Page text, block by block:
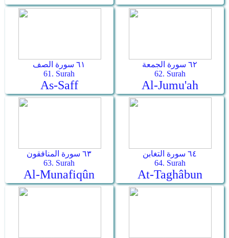
٦١ سورة الصف
61. Surah
As-Saff
٦٢ سورة الجمعة
62. Surah
Al-Jumu'ah
٦٣ سورة المنافقون
63. Surah
Al-Munafiqûn
٦٤ سورة التغابن
64. Surah
At-Taghâbun